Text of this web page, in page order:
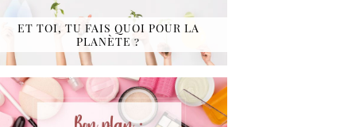
ET TOI, TU FAIS QUOI POUR LA
PLANÈTE ?